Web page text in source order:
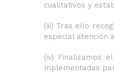
cualitativos y
(iii) Tras ello
especial atención
(iv) Finalizamos
mplementadas